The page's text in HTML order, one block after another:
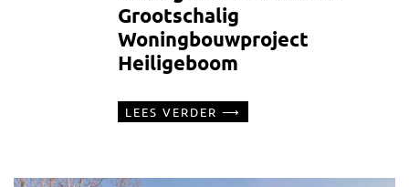
Grootschalig
Woningbouwproject
Heiligeboom
LEES VERDER